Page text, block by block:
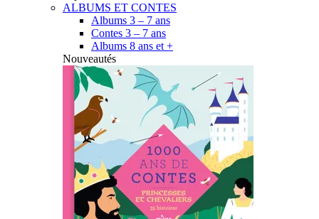
ALBUMS ET CONTES
Albums 3 – 7 ans
Contes 3 – 7 ans
Albums 8 ans et +
Nouveautés